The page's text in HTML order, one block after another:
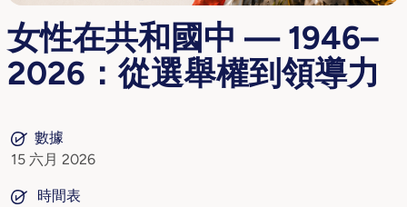
女性在共和國中 — 1946–
2026：從選舉權到領導力
數據
15 六月 2026
時間表